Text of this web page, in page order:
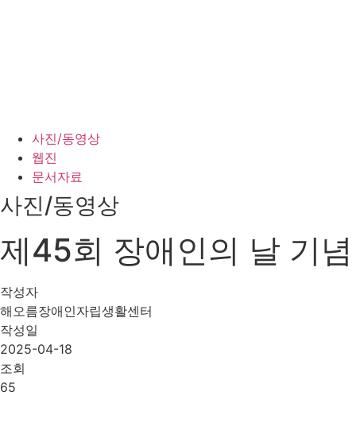
사진/동영상
웹진
문서자료
사진/동영상
제45회 장애인의 날 기
작성자
해오름장애인자립생활센터
작성일
2025-04-18
조회
65